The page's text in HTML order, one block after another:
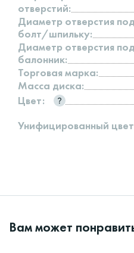
отверстий:
Диаметр отверстия
болт/шпильку:
Диаметр отверстия
балонник:
Торговая марка:
Масса диска:
Цвет:
Унифицированный
Вам может